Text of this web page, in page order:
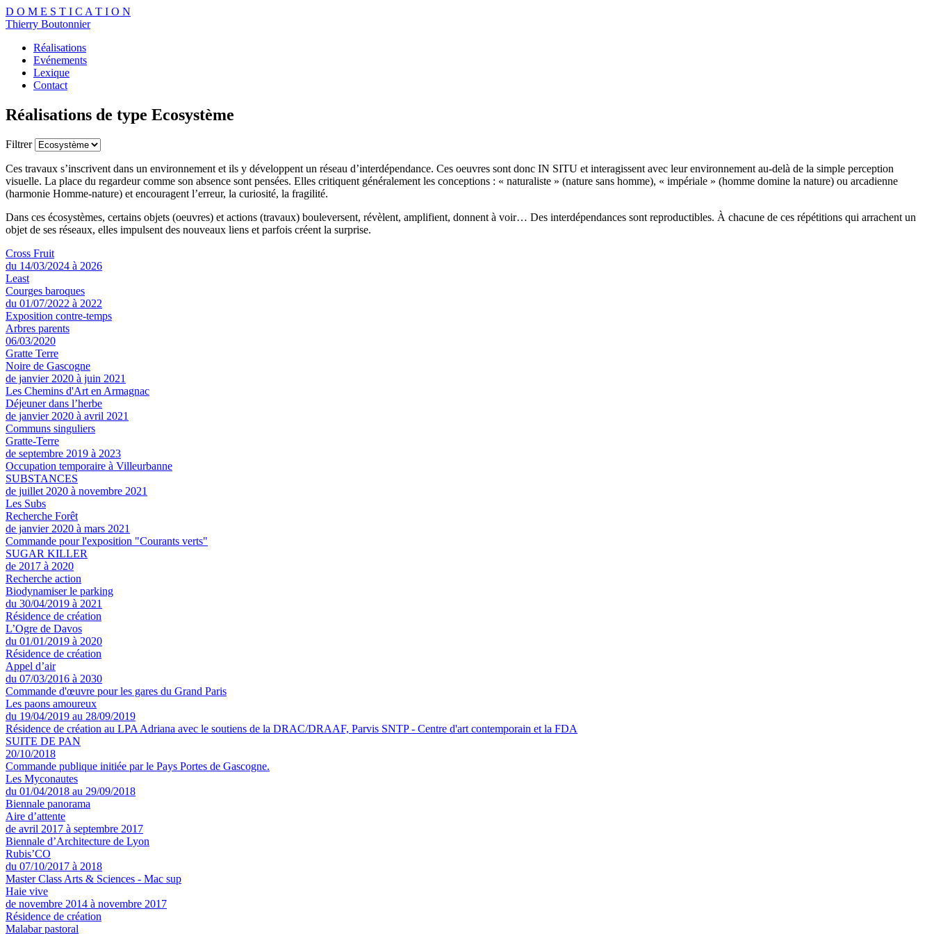
D O M E S T I C A T I O N
Thierry Boutonnier
Réalisations
Evénements
Lexique
Contact
Réalisations de type Ecosystème
Filtrer
Ces travaux s’inscrivent dans un environnement et ils y développent un réseau d’interdépendance. Ces oeuvres sont donc IN SITU et interagissent avec leur environnement au-delà de la simple perception
visuelle. La place du regardeur comme son absence sont pensées. Elles critiquent généralement les conceptions : « naturaliste » (nature sans homme), « impériale » (homme domine la nature) ou arcadienne
(harmonie Homme-nature) et encouragent l’erreur, la curiosité, la fragilité.
Dans ces écosystèmes, certains objets (oeuvres) et actions (travaux) bouleversent, révèlent, amplifient, donnent à voir… Des interdépendances sont reproductibles. À chacune de ces répétitions qui arrachent un
objet de ses réseaux, elles impulsent des nouveaux liens et parfois créent la surprise.
Cross Fruit
du 14/03/2024 à 2026
Least
Courges baroques
du 01/07/2022 à 2022
Exposition contre-temps
Arbres parents
06/03/2020
Gratte Terre
Noire de Gascogne
de janvier 2020 à juin 2021
Les Chemins d'Art en Armagnac
Déjeuner dans l’herbe
de janvier 2020 à avril 2021
Communs singuliers
Gratte-Terre
de septembre 2019 à 2023
Occupation temporaire à Villeurbanne
SUBSTANCES
de juillet 2020 à novembre 2021
Les Subs
Recherche Forêt
de janvier 2020 à mars 2021
Commande pour l'exposition "Courants verts"
SUGAR KILLER
de 2017 à 2020
Recherche action
Biodynamiser le parking
du 30/04/2019 à 2021
Résidence de création
L’Ogre de Davos
du 01/01/2019 à 2020
Résidence de création
Appel d’air
du 07/03/2016 à 2030
Commande d'œuvre pour les gares du Grand Paris
Les paons amoureux
du 19/04/2019 au 28/09/2019
Résidence de création au LPA Adriana avec le soutiens de la DRAC/DRAAF, Parvis SNTP - Centre d'art contemporain et la FDA
SUITE DE PAN
20/10/2018
Commande publique initiée par le Pays Portes de Gascogne.
Les Myconautes
du 01/04/2018 au 29/09/2018
Biennale panorama
Aire d’attente
de avril 2017 à septembre 2017
Biennale d’Architecture de Lyon
Rubis’CO
du 07/10/2017 à 2018
Master Class Arts & Sciences - Mac sup
Haie vive
de novembre 2014 à novembre 2017
Résidence de création
Malabar pastoral